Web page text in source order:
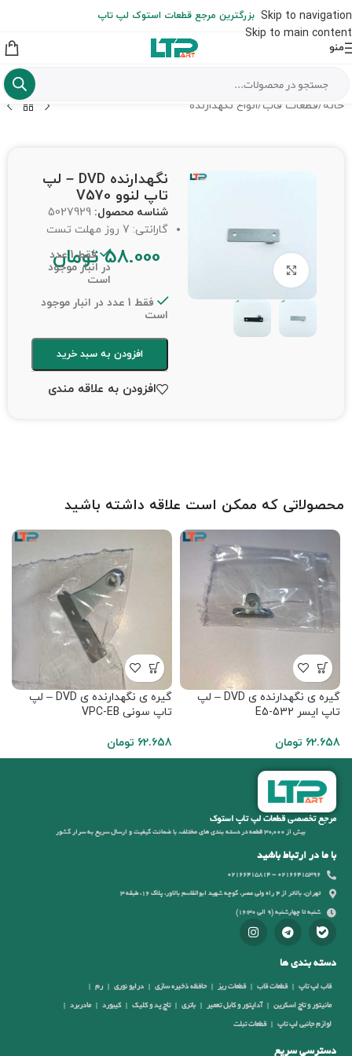
Skip to navigation
Skip to main content
از شهرستان به عهده مشتری است)
بزرگترین مرجع قطعات استوک لپ تاپ
منو
خانه /قطعات قاب/انواع نگهدارنده
برای بزرگنمایی کلیک کنید
نگهدارنده DVD – لپ
تاپ لنوو V570
شناسه محصول: 5027929
گارانتی: 7 روز مهلت تست
58.000 تومان
فقط 1 عدد
در انبار موجود
است
فقط 1 عدد در انبار موجود
است
افزودن به سبد خرید
افزودن به علاقه مندی
محصولاتی که ممکن است علاقه داشته باشید
گیره ی نگهدارنده ی DVD – لپ
تاپ ایسر E5-532
62.658 تومان
گیره ی نگهدارنده ی DVD – لپ
تاپ سونی VPC-EB
62.658 تومان
مرجع تخصصی قطعات لپ تاپ استوک
بیش از 30,000 قطعه در دسته بندی های مختلف، با ضمانت کیفیت و ارسال سریع به سرار کشور
با ما در ارتباط باشید
02166415396 - 02166415814
تهران، بالاتر از 4 راه ولی عصر، کوچه شهید ابوالقاسم بالاور، پلاک 16، طبقه 3
شنبه تا چهارشنبه (9 الی 16:30)
دسته بندی ها
قاب لپ تاپ قطعات قاب قطعات ریز حافظه ذخیره سازی درایو نوری رم
مانیتور و تاچ اسکرین آداپتور و کابل تعمیر باتری تاچ پد و کلیک کیبورد مادربرد
لوازم جانبی لپ تاپ قطعات تبلت
دسترسی سریع